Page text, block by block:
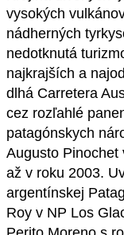
vysokých
nádherných
nedotknutá
najkrajších a
dlhá Carretera
cez rozľahlé
patagónskych
Augusto Pinochet
až v roku 2003.
argentínskej
Roy v NP Los